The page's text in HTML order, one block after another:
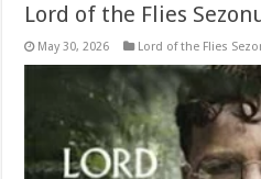
Lord of the Flies
May 30, 2026 Lord of the Flies